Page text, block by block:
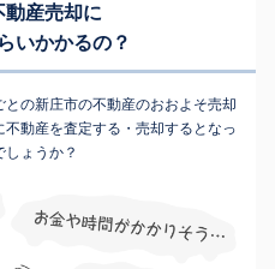
動産売却に
いかかるの？
の新庄市の不動産のおおよそ売却
動産を査定する・売却するとなっ
ょうか？